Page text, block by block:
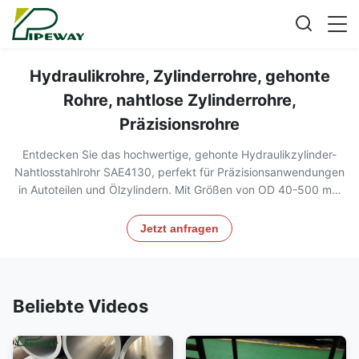
Hydraulikrohre, Zylinderrohre, gehonte
Rohre, nahtlose Zylinderrohre,
Präzisionsrohre
Entdecken Sie das hochwertige, gehonte Hydraulikzylinder-
Nahtlosstahlrohr SAE4130, perfekt für Präzisionsanwendungen
in Autoteilen und Ölzylindern. Mit Größen von OD 40-500 mm
EN10305-1, ASTM A519 und GB3639. Zertifiziert nach
TS16949 und ISO 9001, gewährleisten sie Zuverlässigkeit und
Jetzt anfragen
Beliebte Videos